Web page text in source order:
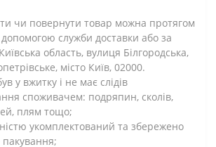
чи повернути товар можна протягом
допомогою служби доставки або за
область, вулиця Білгородська,
місто Київ, 02000.
у вжитку і не має слідів
споживачем: подряпин, сколів,
плям тощо;
укомплектований та збережено